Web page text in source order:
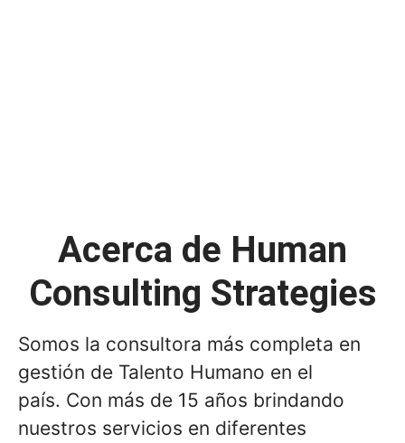
Acerca de Human
Consulting Strategies
Somos la consultora más completa en
gestión de Talento Humano en el
país. Con más de 15 años brindando
nuestros servicios en diferentes